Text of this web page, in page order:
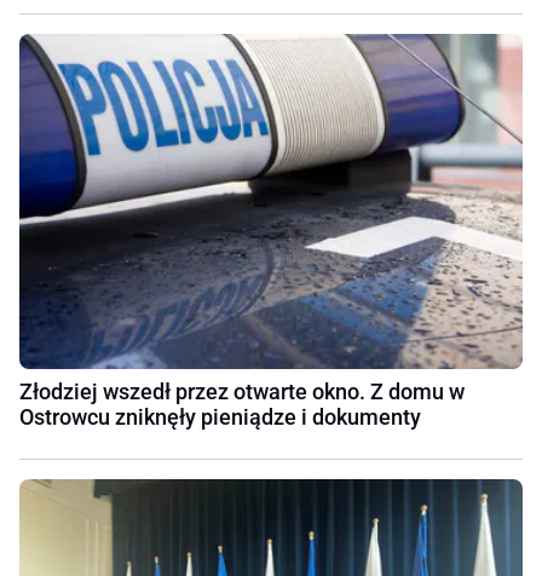
Złodziej wszedł przez otwarte okno. Z domu w
Ostrowcu zniknęły pieniądze i dokumenty